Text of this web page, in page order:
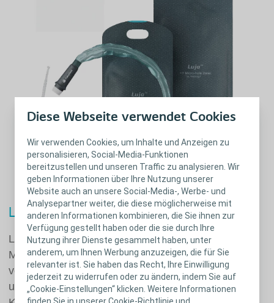
Diese Webseite verwendet Cookies
Wir verwenden Cookies, um Inhalte und Anzeigen zu
personalisieren, Social-Media-Funktionen
bereitzustellen und unseren Traffic zu analysieren. Wir
geben Informationen über Ihre Nutzung unserer
Website auch an unsere Social-Media-, Werbe- und
Analysepartner weiter, die diese möglicherweise mit
anderen Informationen kombinieren, die Sie ihnen zur
Verfügung gestellt haben oder die sie durch Ihre
Nutzung ihrer Dienste gesammelt haben, unter
anderem, um Ihnen Werbung anzuzeigen, die für Sie
relevanter ist. Sie haben das Recht, Ihre Einwilligung
jederzeit zu widerrufen oder zu ändern, indem Sie auf
„Cookie-Einstellungen“ klicken. Weitere Informationen
Luja™Einmalkatheter für Männer
Luja™ ist der erste und einzige Einmalkatheter für
Männer mit mehr als 80 Mikro-Öffnungen zur
vollständigen Blasenentleerung - ohne
unterbrochenen Harnfluss.¹ Damit steht Ihnen ein